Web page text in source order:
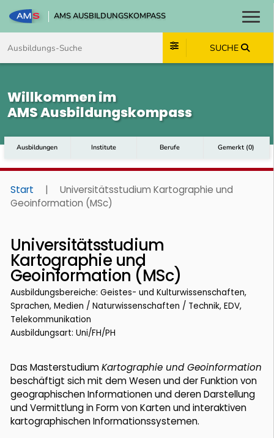
AMS AUSBILDUNGSKOMPASS
SUCHE
Willkommen im
AMS Ausbildungskompass
Ausbildungen Institute Berufe Gemerkt (0)
Start |
Universitätsstudium Kartographie und
Geoinformation (MSc)
Universitätsstudium
Kartographie und
Geoinformation (MSc)
Ausbildungsbereiche: Geistes- und Kulturwissenschaften,
Sprachen, Medien / Naturwissenschaften / Technik, EDV,
Telekommunikation
Ausbildungsart: Uni/FH/PH
Das MasterstudiumKartographie und Geoinformation
beschäftigt sich mit dem Wesen und der Funktion von
geographischen Informationen und deren Darstellung
und Vermittlung in Form von Karten und interaktiven
kartographischen Informationssystemen.